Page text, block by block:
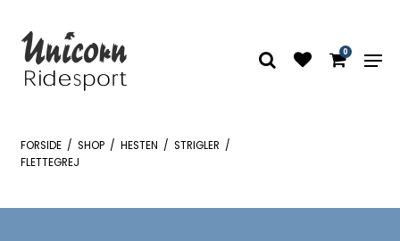
0
FORSIDE / SHOP / HESTEN / STRIGLER /
FLETTEGREJ